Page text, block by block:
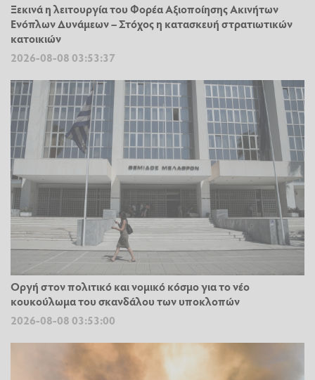
Ξεκινά η λειτουργία του Φορέα Αξιοποίησης Ακινήτων
Ενόπλων Δυνάμεων – Στόχος η κατασκευή στρατιωτικών
κατοικιών
2026-08-08 03:53:37
Οργή στον πολιτικό και νομικό κόσμο για το νέο
κουκούλωμα του σκανδάλου των υποκλοπών
2026-08-08 03:53:00